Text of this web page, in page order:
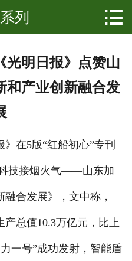
科普知识
发展起源
联系我们
客户留言
列 
光明日报》点赞山
和产业创新融合发
在5版“红船初心”专刊
技接烟火气——山东加
合发展》，文中称，
产总值10.3万亿元，比上
一号”成功发射，智能盾